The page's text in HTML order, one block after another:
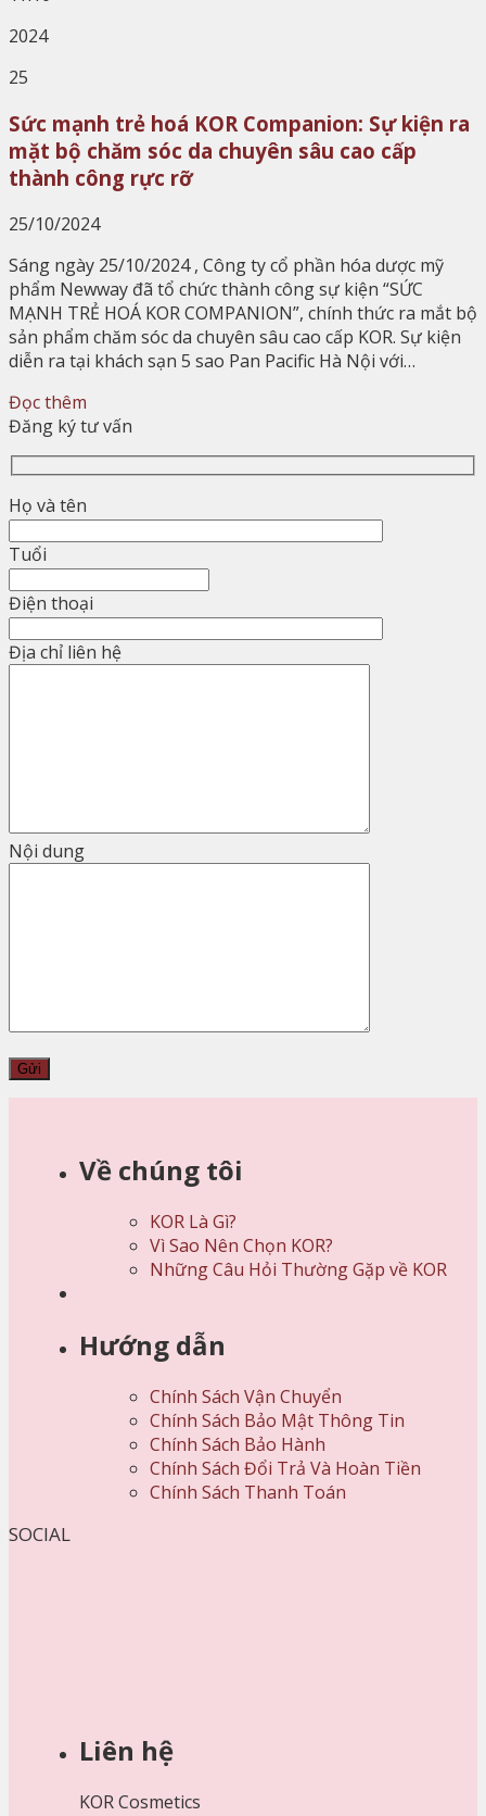
2024
25
Sức mạnh trẻ hoá KOR Companion: Sự kiện ra
mặt bộ chăm sóc da chuyên sâu cao cấp
thành công rực rỡ
25/10/2024
Sáng ngày 25/10/2024 , Công ty cổ phần hóa dược mỹ
phẩm Newway đã tổ chức thành công sự kiện “SỨC
MẠNH TRẺ HOÁ KOR COMPANION”, chính thức ra mắt bộ
sản phẩm chăm sóc da chuyên sâu cao cấp KOR. Sự kiện
diễn ra tại khách sạn 5 sao Pan Pacific Hà Nội với…
Đọc thêm
Đăng ký tư vấn
Họ và tên
Tuổi
Điện thoại
Địa chỉ liên hệ
Nội dung
Về chúng tôi
KOR Là Gì?
Vì Sao Nên Chọn KOR?
Những Câu Hỏi Thường Gặp về KOR
Hướng dẫn
Chính Sách Vận Chuyển
Chính Sách Bảo Mật Thông Tin
Chính Sách Bảo Hành
Chính Sách Đổi Trả Và Hoàn Tiền
Chính Sách Thanh Toán
SOCIAL
Liên hệ
KOR Cosmetics